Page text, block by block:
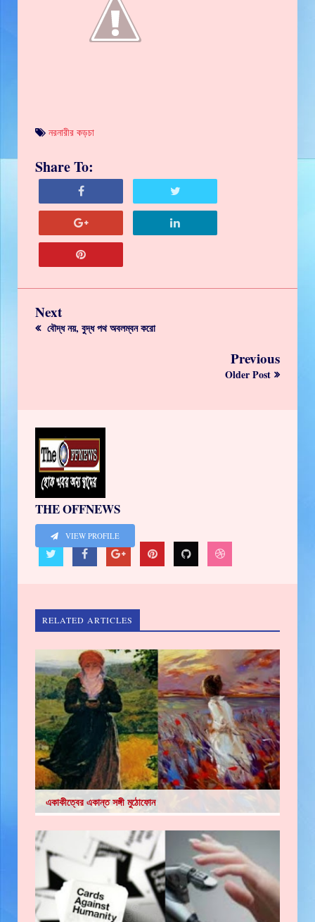
নরনারীর কড়চা
Share To:
Next
বৌদ্ধ নয়, বুদ্ধ পথ অবলম্বন করো
Previous
Older Post
THE OFFNEWS
VIEW PROFILE
RELATED ARTICLES
একাকীত্বের একান্ত সঙ্গী মুঠোফোন